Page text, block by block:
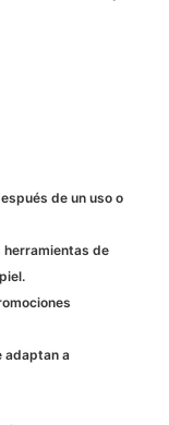
de un uso o
de
adaptan a